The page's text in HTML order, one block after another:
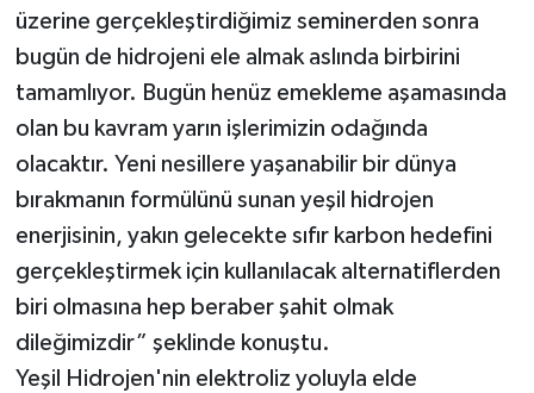
üzerine gerçekleştirdiğimiz seminerden sonra
bugün de hidrojeni ele almak aslında birbirini
tamamlıyor. Bugün henüz emekleme aşamasında
olan bu kavram yarın işlerimizin odağında
olacaktır. Yeni nesillere yaşanabilir bir dünya
bırakmanın formülünü sunan yeşil hidrojen
enerjisinin, yakın gelecekte sıfır karbon hedefini
gerçekleştirmek için kullanılacak alternatiflerden
biri olmasına hep beraber şahit olmak
dileğimizdir” şeklinde konuştu.
Yeşil Hidrojen'nin elektroliz yoluyla elde